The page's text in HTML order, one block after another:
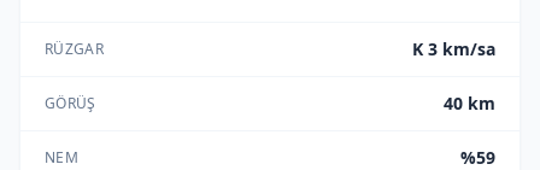
RÜZGAR K 3 km/sa
GÖRÜŞ 40 km
NEM %59